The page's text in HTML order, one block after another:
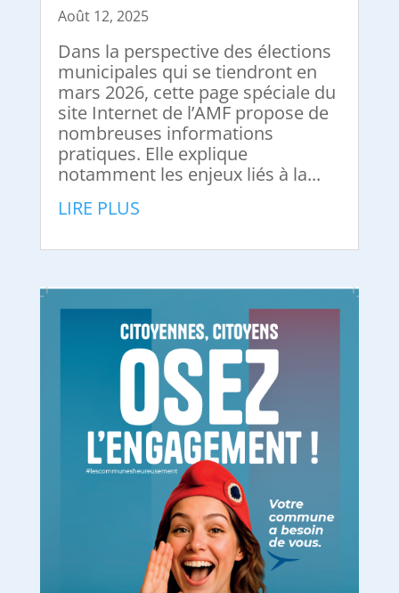
Août 12, 2025
Dans la perspective des élections
municipales qui se tiendront en
mars 2026, cette page spéciale du
site Internet de l’AMF propose de
nombreuses informations
pratiques. Elle explique
notamment les enjeux liés à la...
LIRE PLUS